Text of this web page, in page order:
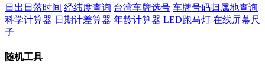
日出日落时间 经纬度查询 台湾车牌选号 车牌号码归属地查询
科学计算器 日期计差算器 年龄计算器 LED跑马灯 在线屏幕尺
子
随机工具